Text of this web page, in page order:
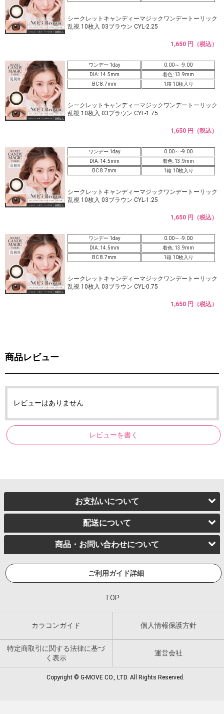
シークレットキャンディーマジックワンデートーリック
乱視 10枚入 03ブラウン CYL-2.25
1,650 円（税込）
ワンデー 1day
0.00～ -9.00
DIA: 14.5mm
着色: 13.9mm
BC 8.7mm
1箱 10枚入り
シークレットキャンディーマジックワンデートーリック
乱視 10枚入 03ブラウン CYL-1.75
1,650 円（税込）
ワンデー 1day
0.00～ -9.00
DIA: 14.5mm
着色: 13.9mm
BC 8.7mm
1箱 10枚入り
シークレットキャンディーマジックワンデートーリック
乱視 10枚入 03ブラウン CYL-1.25
1,650 円（税込）
ワンデー 1day
0.00～ -9.00
DIA: 14.5mm
着色: 13.9mm
BC 8.7mm
1箱 10枚入り
シークレットキャンディーマジックワンデートーリック
乱視 10枚入 03ブラウン CYL-0.75
1,650 円（税込）
商品レビュー
レビューはありません
レビューを書く
お支払いについて
配送について
商品・お問い合わせについて
ご利用ガイド詳細
TOP
カラコンガイド 個人情報保護方針
特定商取引に関する法律に基づ
く表示
運営会社
Copyright © G-MOVE CO., LTD. All Rights Reserved.